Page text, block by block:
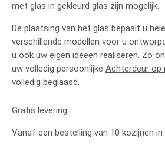
met glas in gekleurd glas zijn mogelijk.
De plaatsing van het glas bepaalt u
verschillende modellen voor u
u ook uw eigen ideeën realiseren. Zo
uw volledig persoonlijke Achterdeur op
volledig beglaasd.
Gratis levering
Vanaf een bestelling van 10 kozijnen in